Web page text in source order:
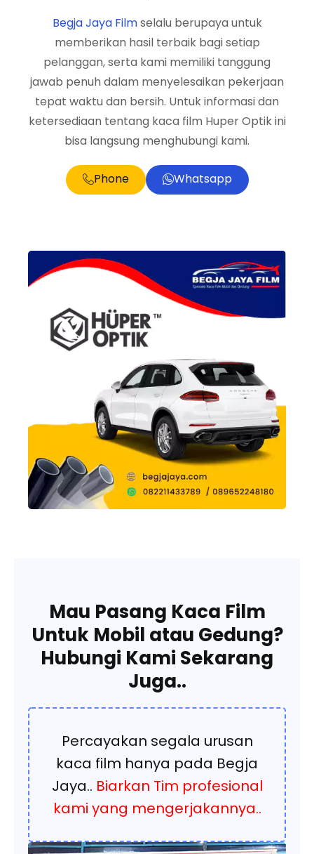
Begja Jaya Filmselalu berupaya untuk
memberikan hasil terbaik bagi setiap
pelanggan, serta kami memiliki tanggung
jawab penuh dalam menyelesaikan pekerjaan
tepat waktu dan bersih. Untuk informasi dan
ketersediaan tentang kaca film Huper Optik ini
bisa langsung menghubungi kami.
Phone Whatsapp
Mau Pasang Kaca Film
Untuk Mobil atau Gedung?
Hubungi Kami Sekarang
Juga..
Percayakan segala urusan
kaca film hanya pada Begja
Jaya.. Biarkan Tim profesional
kami yang mengerjakannya..